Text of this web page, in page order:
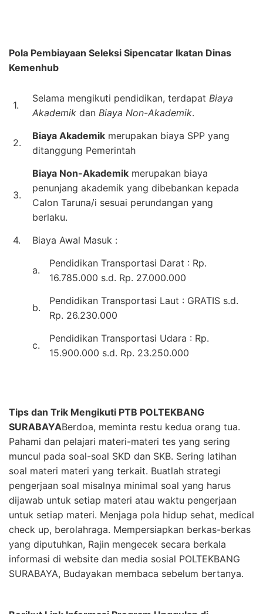
Pola Pembiayaan Seleksi Sipencatar Ikatan Dinas
Kemenhub
1.
Selama mengikuti pendidikan, terdapat Biaya
Akademik dan Biaya Non-Akademik.
2.
Biaya Akademik merupakan biaya SPP yang
ditanggung Pemerintah
3.
Biaya Non-Akademik merupakan biaya
penunjang akademik yang dibebankan kepada
Calon Taruna/i sesuai perundangan yang
berlaku.
4.
Biaya Awal Masuk :
a.
Pendidikan Transportasi Darat : Rp.
16.785.000 s.d. Rp. 27.000.000
b.
Pendidikan Transportasi Laut : GRATIS s.d.
Rp. 26.230.000
c.
Pendidikan Transportasi Udara : Rp.
15.900.000 s.d. Rp. 23.250.000
Tips dan Trik Mengikuti PTB POLTEKBANG
SURABAYABerdoa, meminta restu kedua orang tua.
Pahami dan pelajari materi-materi tes yang sering
muncul pada soal-soal SKD dan SKB. Sering latihan
soal materi materi yang terkait. Buatlah strategi
pengerjaan soal misalnya minimal soal yang harus
dijawab untuk setiap materi atau waktu pengerjaan
untuk setiap materi. Menjaga pola hidup sehat, medical
check up, berolahraga. Mempersiapkan berkas-berkas
yang diputuhkan, Rajin mengecek secara berkala
informasi di website dan media sosial POLTEKBANG
SURABAYA, Budayakan membaca sebelum bertanya.